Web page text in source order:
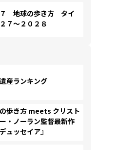
７ 地球の歩き方 タイ
７～２０２８
産ランキング
歩き方 meets クリスト
・ノーラン監督最新作
ュッセイア』